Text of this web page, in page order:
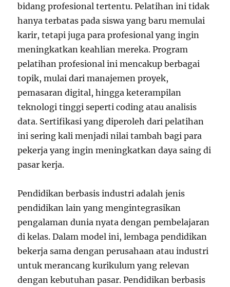
bidang profesional tertentu. Pelatihan ini tidak
hanya terbatas pada siswa yang baru memulai
karir, tetapi juga para profesional yang ingin
meningkatkan keahlian mereka. Program
pelatihan profesional ini mencakup berbagai
topik, mulai dari manajemen proyek,
pemasaran digital, hingga keterampilan
teknologi tinggi seperti coding atau analisis
data. Sertifikasi yang diperoleh dari pelatihan
ini sering kali menjadi nilai tambah bagi para
pekerja yang ingin meningkatkan daya saing di
pasar kerja.
Pendidikan berbasis industri adalah jenis
pendidikan lain yang mengintegrasikan
pengalaman dunia nyata dengan pembelajaran
di kelas. Dalam model ini, lembaga pendidikan
bekerja sama dengan perusahaan atau industri
untuk merancang kurikulum yang relevan
dengan kebutuhan pasar. Pendidikan berbasis